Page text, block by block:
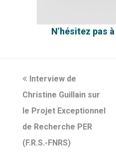
N’hésitez pas à
previous
post:
Interview de
Christine Guillain sur
le Projet Exceptionnel
de Recherche PER
(F.R.S.-FNRS)